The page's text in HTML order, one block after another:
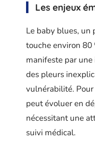
Les enjeux
Le baby blues, un
touche environ 80
manifeste par
des pleurs
vulnérabilité.
peut évoluer en
nécessitant une
suivi médical.